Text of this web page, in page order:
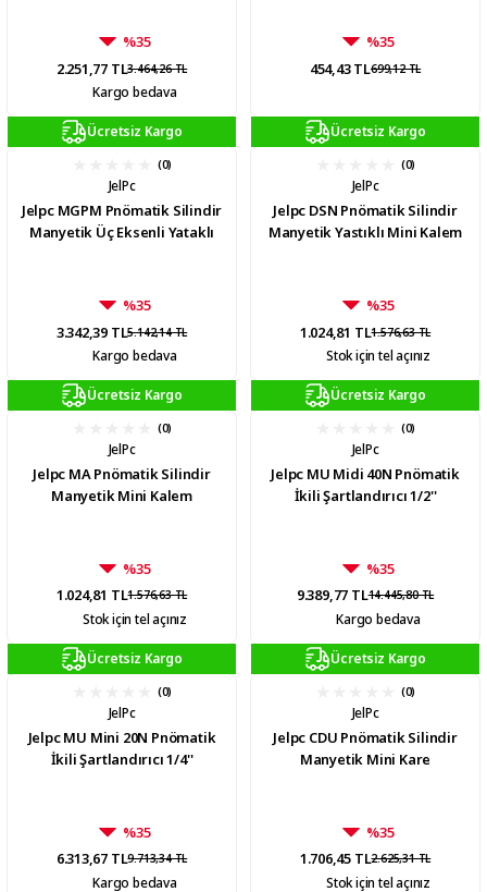
%35
2.251,77 TL3.464,26 TL
Kargo bedava
%35
454,43 TL699,12 TL
Ücretsiz Kargo
(0)
JelPc
Jelpc MGPM Pnömatik Silindir
Manyetik Üç Eksenli Yataklı
%35
3.342,39 TL5.142,14 TL
Kargo bedava
Ücretsiz Kargo
(0)
JelPc
Jelpc DSN Pnömatik Silindir
Manyetik Yastıklı Mini Kalem
%35
1.024,81 TL1.576,63 TL
Stok için tel açınız
Ücretsiz Kargo
(0)
JelPc
Jelpc MA Pnömatik Silindir
Manyetik Mini Kalem
%35
1.024,81 TL1.576,63 TL
Stok için tel açınız
Ücretsiz Kargo
(0)
JelPc
Jelpc MU Midi 40N Pnömatik
İkili Şartlandırıcı 1/2''
%35
9.389,77 TL14.445,80 TL
Kargo bedava
Ücretsiz Kargo
(0)
JelPc
Jelpc MU Mini 20N Pnömatik
İkili Şartlandırıcı 1/4''
%35
6.313,67 TL9.713,34 TL
Kargo bedava
Ücretsiz Kargo
(0)
JelPc
Jelpc CDU Pnömatik Silindir
Manyetik Mini Kare
%35
1.706,45 TL2.625,31 TL
Stok için tel açınız